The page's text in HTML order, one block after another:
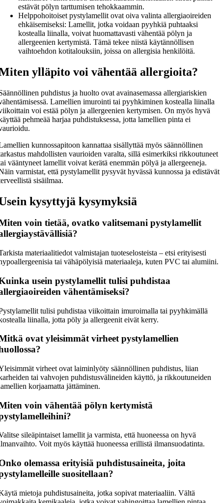
estävät pölyn tarttumisen tehokkaammin.
Helppohoitoiset pystylamellit ovat oiva valinta allergiaoireiden
ehkäisemiseksi: Lamellit, jotka voidaan pyyhkiä puhtaaksi
kostealla liinalla, voivat huomattavasti vähentää pölyn ja
allergeenien kertymistä. Tämä tekee niistä käytännöllisen
vaihtoehdon kotitalouksiin, joissa on allergisia henkilöitä.
ylläpito voi vähentää allergioita?
puhdistus ja huolto ovat avainasemassa allergiariskien
Lamellien imurointi tai pyyhkiminen kostealla liinalla
voi estää pölyn ja allergeenien kertymisen. On myös hyvä
pehmeää harjaa puhdistuksessa, jotta lamellien pinta ei
kunnossapitoon kannattaa sisällyttää myös säännöllinen
mahdollisten vaurioiden varalta, sillä esimerkiksi rikkoutuneet
vääntyneet lamellit voivat kerätä enemmän pölyä ja allergeeneja.
varmistat, että pystylamellit pysyvät hyvässä kunnossa ja edistävät
sisäilmaa.
kysyttyjä kysymyksiä
voin tietää, ovatko valitsemani pystylamellit
materiaalitiedot valmistajan tuoteselosteista – etsi erityisesti
tai vähäpölyisiä materiaaleja, kuten PVC tai alumiini.
usein pystylamellit tulisi puhdistaa
vähentämiseksi?
tulisi puhdistaa viikoittain imuroimalla tai pyyhkimällä
liinalla, jotta pöly ja allergeenit eivät kerry.
ovat yleisimmät virheet pystylamellien
virheet ovat laiminlyöty säännöllinen puhdistus, liian
tai vahvojen puhdistusvälineiden käyttö, ja rikkoutuneiden
korjaamatta jättäminen.
voin vähentää pölyn kertymistä
sileäpintaiset lamellit ja varmista, että huoneessa on hyvä
Voit myös käyttää huoneessa erillistä ilmansuodatinta.
olemassa erityisiä puhdistusaineita, joita
suositellaan?
mietoja puhdistusaineita, jotka sopivat materiaaliin. Vältä